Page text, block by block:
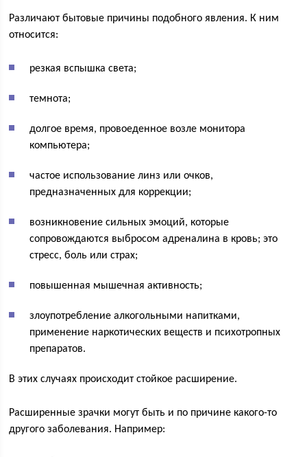
Различают бытовые причины подобного явления. К ним
относится:
резкая вспышка света;
темнота;
долгое время, провоеденное возле монитора
компьютера;
частое использование линз или очков,
предназначенных для коррекции;
возникновение сильных эмоций, которые
сопровождаются выбросом адреналина в кровь; это
стресс, боль или страх;
повышенная мышечная активность;
злоупотребление алкогольными напитками,
применение наркотических веществ и психотропных
препаратов.
В этих случаях происходит стойкое расширение.
Расширенные зрачки могут быть и по причине какого-то
другого заболевания. Например: